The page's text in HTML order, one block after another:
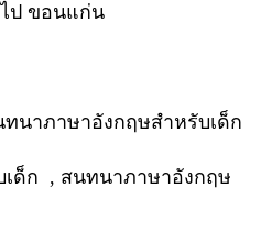
ป ขอนแก่น
นาภาษาอังกฤษสำหรับเด็ก
ด็ก , สนทนาภาษาอังกฤษ